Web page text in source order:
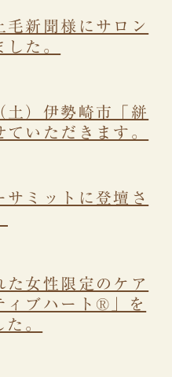
毛新聞様にサロン
た。
土）伊勢崎市「絣
いただきます。
サミットに登壇さ
た女性限定のケア
ィブハート®」を
。